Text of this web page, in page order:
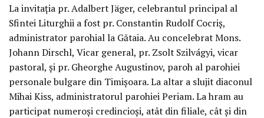
La invitația pr. Adalbert Jäger, celebrantul principal al
Sfintei Liturghii a fost pr. Constantin Rudolf Cocriș,
administrator parohial la Gătaia. Au concelebrat Mons.
Johann Dirschl, Vicar general, pr. Zsolt Szilvágyi, vicar
pastoral, și pr. Gheorghe Augustinov, paroh al parohiei
personale bulgare din Timișoara. La altar a slujit diaconul
Mihai Kiss, administratorul parohiei Periam. La hram au
participat numeroși credincioși, atât din filiale, cât și din